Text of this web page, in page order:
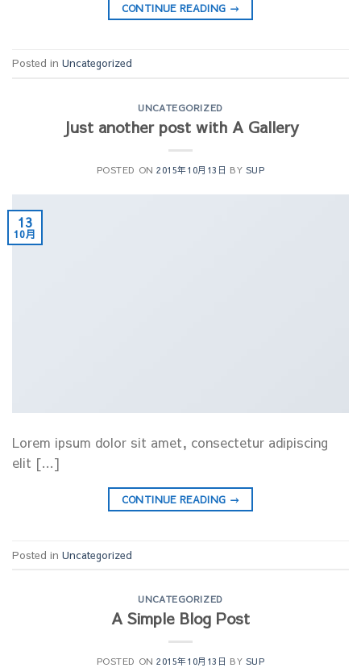
CONTINUE READING →
Posted in Uncategorized
UNCATEGORIZED
Just another post with A Gallery
POSTED ON2015年10月13日 BY SUP
13
10月
Lorem ipsum dolor sit amet, consectetur adipiscing
elit […]
CONTINUE READING →
Posted in Uncategorized
UNCATEGORIZED
A Simple Blog Post
POSTED ON2015年10月13日 BY SUP